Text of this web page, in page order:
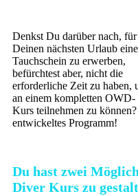
Denkst Du darüber nach, für
Deinen nächsten Urlaub
Tauchschein zu erwerben,
befürchtest aber, nicht die
erforderliche Zeit zu haben,
an einem kompletten OWD-
Kurs teilnehmen zu
entwickeltes Programm!
Du hast zwei
Diver Kurs zu